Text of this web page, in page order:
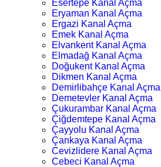
Esertepe Kanal Açma
Eryaman Kanal Açma
Ergazi Kanal Açma
Emek Kanal Açma
Elvankent Kanal Açma
Elmadağ Kanal Açma
Doğukent Kanal Açma
Dikmen Kanal Açma
Demirlibahçe Kanal Açma
Demetevler Kanal Açma
Çukurambar Kanal Açma
Çiğdemtepe Kanal Açma
Çayyolu Kanal Açma
Çankaya Kanal Açma
Cevizlidere Kanal Açma
Cebeci Kanal Açma